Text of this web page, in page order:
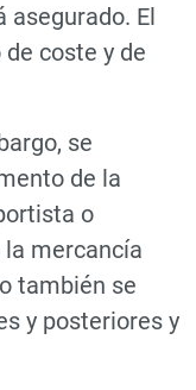
asegurado. El
coste y de
se
de la
o
la mercancía
también se
y posteriores y